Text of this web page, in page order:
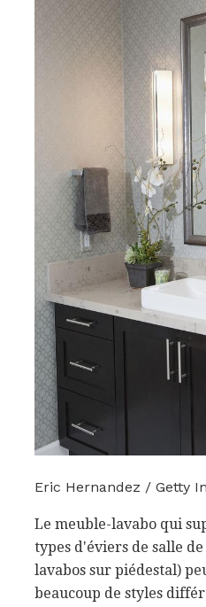
Eric Hernandez / Getty
Le meuble-lavabo qui
types d'éviers de salle
lavabos sur piédestal)
beaucoup de styles